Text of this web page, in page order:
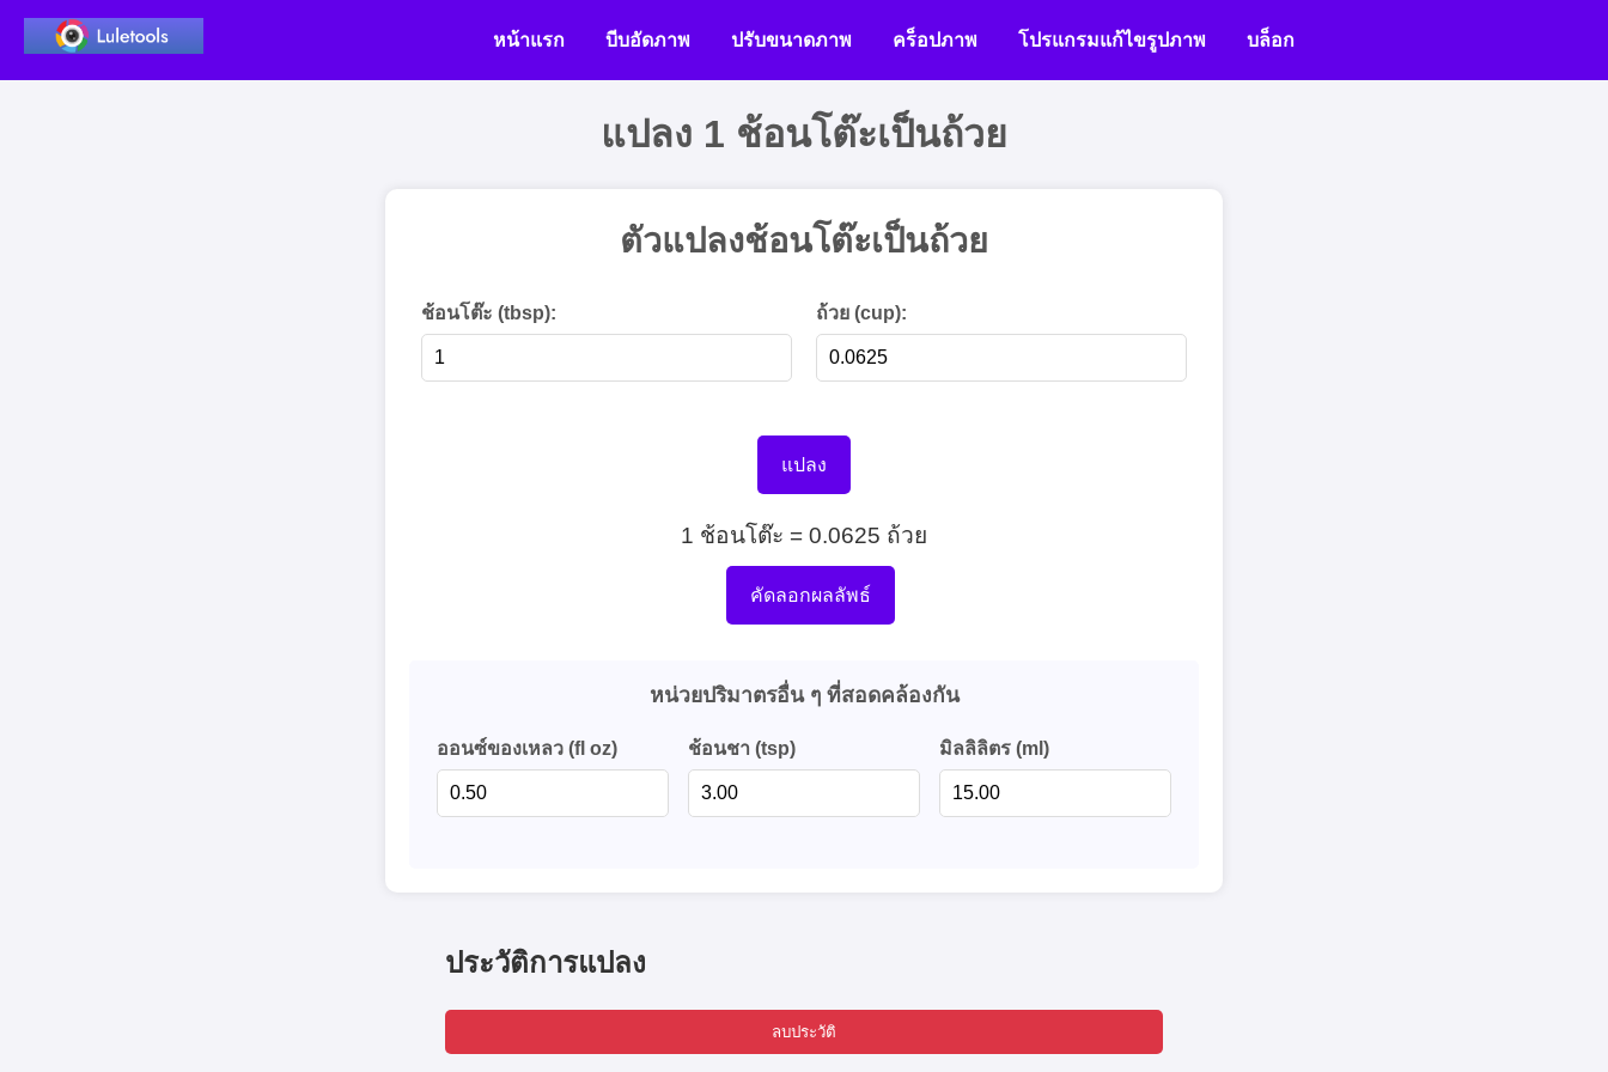
หน้าแรก บีบอัดภาพ ปรับขนาดภาพ คร็อปภาพ โปรแกรมแก้ไขรูปภาพ บล็อก
แปลง 1 ช้อนโต๊ะเป็นถ้วย
ตัวแปลงช้อนโต๊ะเป็นถ้วย
ช้อนโต๊ะ (tbsp): ถ้วย (cup):
แปลง
1 ช้อนโต๊ะ = 0.0625 ถ้วย
คัดลอกผลลัพธ์
หน่วยปริมาตรอื่น ๆ ที่สอดคล้องกัน
ออนซ์ของเหลว (fl oz) ช้อนชา (tsp) มิลลิลิตร (ml)
ประวัติการแปลง
ลบประวัติ